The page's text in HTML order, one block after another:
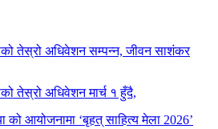
तेस्रो अधिवेशन सम्पन्न, जीवन साशंकर
तेस्रो अधिवेशन मार्च १ हुँदै,
को आयोजनामा ‘बृहत् साहित्य मेला 2026’